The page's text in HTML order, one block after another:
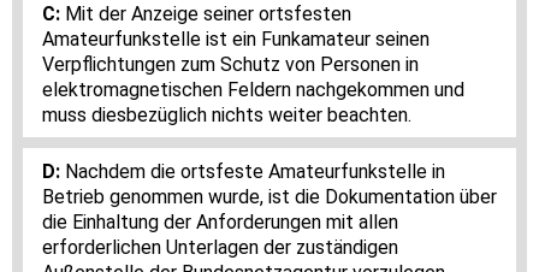
Mit der Anzeige seiner ortsfesten
Amateurfunkstelle ist ein Funkamateur seinen
Verpflichtungen zum Schutz von Personen in
elektromagnetischen Feldern nachgekommen und
muss diesbezüglich nichts weiter beachten.
Nachdem die ortsfeste Amateurfunkstelle in
Betrieb genommen wurde, ist die Dokumentation über
die Einhaltung der Anforderungen mit allen
erforderlichen Unterlagen der zuständigen